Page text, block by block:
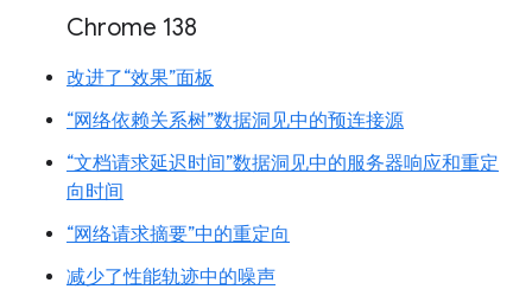
Chrome 138
改进了“效果”面板
“网络依赖关系树”数据洞见中的预连接源
“文档请求延迟时间”数据洞见中的服务器响应和重定
向时间
“网络请求摘要”中的重定向
减少了性能轨迹中的噪声